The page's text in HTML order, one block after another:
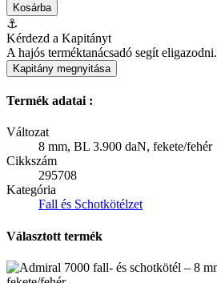
Kosárba
⚓
Kérdezd a Kapitányt
A hajós terméktanácsadó segít eligazodni.
Kapitány megnyitása
Termék adatai :
Változat
8 mm, BL 3.900 daN, fekete/fehér
Cikkszám
295708
Kategória
Fall és Schotkötélzet
Választott termék